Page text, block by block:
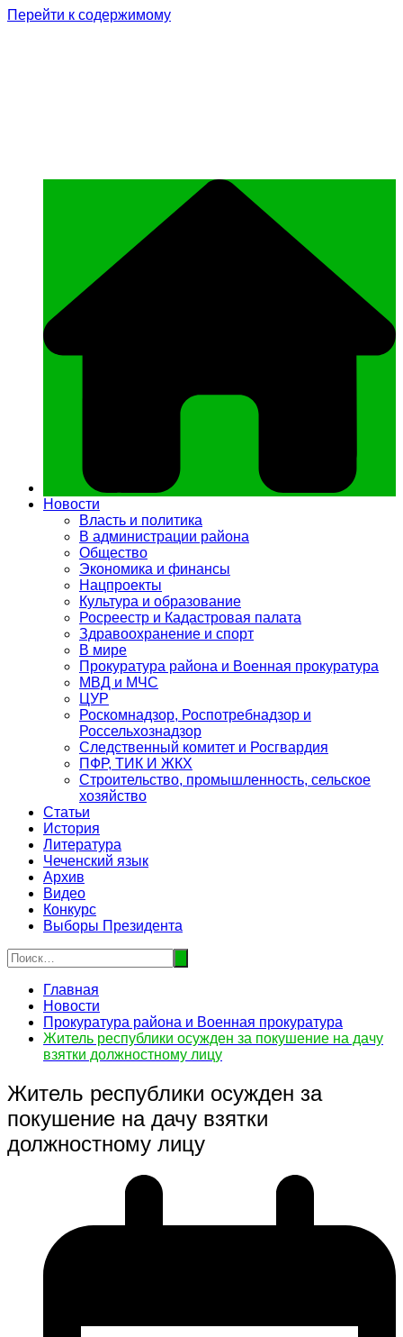
Перейти к содержимому
Новости
Власть и политика
В администрации района
Общество
Экономика и финансы
Нацпроекты
Культура и образование
Росреестр и Кадастровая палата
Здравоохранение и спорт
В мире
Прокуратура района и Военная прокуратура
МВД и МЧС
ЦУР
Роскомнадзор, Роспотребнадзор и
Россельхознадзор
Следственный комитет и Росгвардия
ПФР, ТИК И ЖКХ
Строительство, промышленность, сельское
хозяйство
Статьи
История
Литература
Чеченский язык
Архив
Видео
Конкурс
Выборы Президента
Главная
Новости
Прокуратура района и Военная прокуратура
Житель республики осужден за покушение на дачу
взятки должностному лицу
Житель республики осужден за
покушение на дачу взятки
должностному лицу